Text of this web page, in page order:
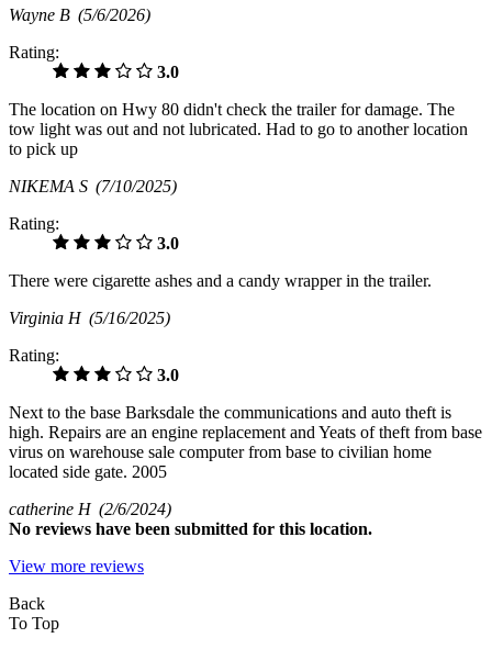
Wayne B (5/6/2026)
Rating:
3.0
The location on Hwy 80 didn't check the trailer for damage. The
tow light was out and not lubricated. Had to go to another location
to pick up
NIKEMA S (7/10/2025)
Rating:
3.0
There were cigarette ashes and a candy wrapper in the trailer.
Virginia H (5/16/2025)
Rating:
3.0
Next to the base Barksdale the communications and auto theft is
high. Repairs are an engine replacement and Yeats of theft from base
virus on warehouse sale computer from base to civilian home
located side gate. 2005
catherine H (2/6/2024)
No reviews have been submitted for this location.
View more reviews
Back
To Top